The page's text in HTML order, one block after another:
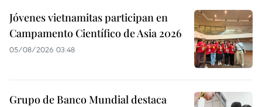
Jóvenes vietnamitas participan en
Campamento Científico de Asia 2026
05/08/2026 03:48
Grupo de Banco Mundial destaca